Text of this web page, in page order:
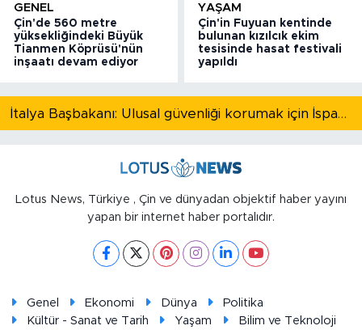
GENEL
Çin'de 560 metre
yüksekliğindeki Büyük
Tianmen Köprüsü'nün
inşaatı devam ediyor
YAŞAM
Çin'in Fuyuan kentinde
bulunan kızılcık ekim
tesisinde hasat festivali
yapıldı
İtalya Başbakanı: Ulusal güvenliği korumak için İspanya ile Schengen kapsamındaki serbest dolaşımı askıya alıyoruz
Lotus News, Türkiye , Çin ve dünyadan objektif haber yayını
yapan bir internet haber portalıdır.
Genel Ekonomi Dünya
Politika
Kültür - Sanat ve Tarih
Yaşam Bilim ve Teknoloji